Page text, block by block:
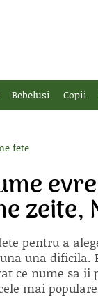
Bebelusi Copii
fete
zeite,
pentru a
una dificila.
ce nume sa ii
mai